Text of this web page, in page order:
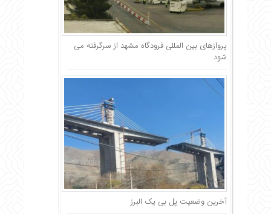
پروازهای بین‌ المللی فرودگاه مشهد از سرگرفته می
شود
آخرین وضعیت پل بی یک البرز